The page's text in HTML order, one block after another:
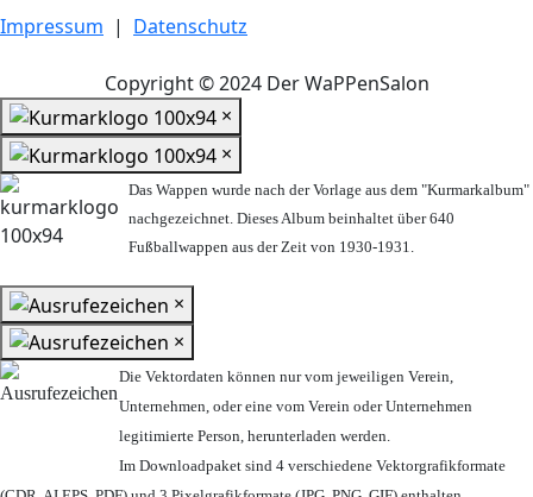
Impressum | Datenschutz
Copyright © 2024 Der WaPPenSalon
×
×
Das Wappen wurde nach der Vorlage aus dem "Kurmarkalbum"
nachgezeichnet. Dieses Album beinhaltet über 640
Fußballwappen aus der Zeit von 1930-1931.
×
×
Die Vektordaten können nur vom jeweiligen Verein,
Unternehmen, oder eine vom Verein oder Unternehmen
legitimierte Person, herunterladen werden.
Im Downloadpaket sind 4 verschiedene Vektorgrafikformate